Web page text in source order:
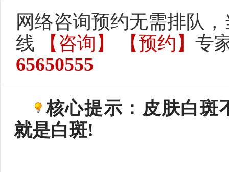
网络咨询预约无需排队
线
【咨询】 【预约】 专
65650555
核心提示：皮肤白斑
就是白斑!